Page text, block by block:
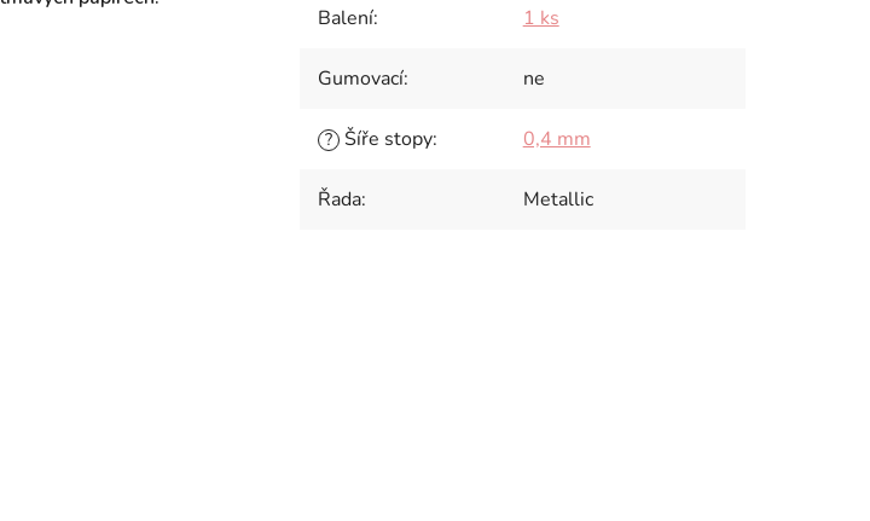
Balení: 1 ks
Gumovací: ne
? Šíře stopy: 0,4 mm
Řada: Metallic